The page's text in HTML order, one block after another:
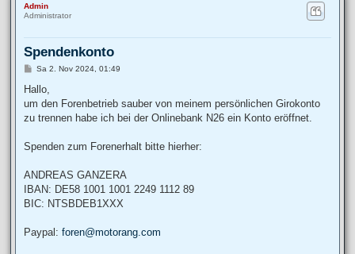
Admin
Administrator
Spendenkonto
B
i
r
a
Sa 2. Nov 2024, 01:49
Hallo,
um den Forenbetrieb sauber von meinem persönlichen Girokonto
zu trennen habe ich bei der Onlinebank N26 ein Konto eröffnet.
Spenden zum Forenerhalt bitte hierher:
ANDREAS GANZERA
IBAN: DE58 1001 1001 2249 1112 89
BIC: NTSBDEB1XXX
Paypal: foren@motorang.com